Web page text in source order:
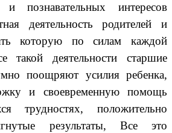
и познавательных интересов
деятельность родителей и
которую по силам каждой
такой деятельности старшие
поощряют усилия ребенка,
и своевременную помощь
трудностях, положительно
результаты, Все это